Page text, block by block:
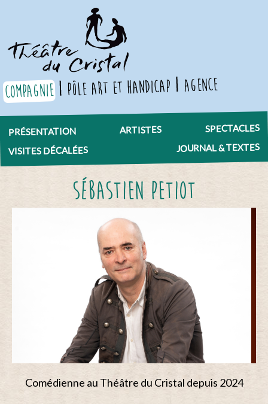
compagnie pôle art et handicap agence
PRÉSENTATION ARTISTES SPECTACLES
VISITES DÉCALÉES JOURNAL & TEXTES
Sébastien Petiot
Comédienne au Théâtre du Cristal depuis 2024